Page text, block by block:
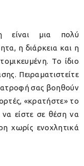
είναι μια πολύ
η διάρκεια και η
Το ίδιο
Πειραματιστείτε
σας βοηθούν
«κρατήστε» το
είστε σε θέση να
χωρίς ενοχλητικά